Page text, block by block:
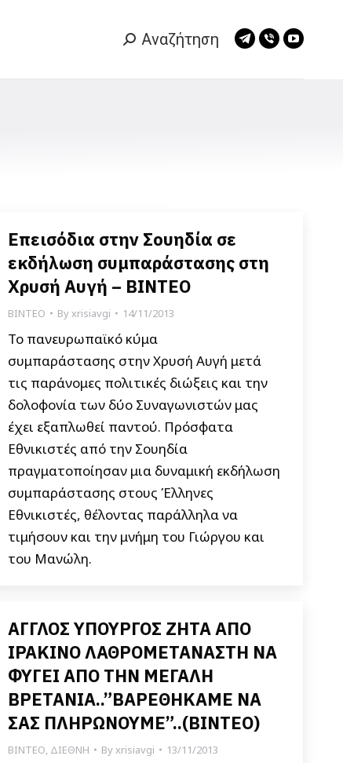
Search:
Αναζήτηση
Telegram
Viber
Επεισόδια στην Σουηδία σε
εκδήλωση συμπαράστασης στη
Χρυσή Αυγή – ΒΙΝΤΕΟ
ΒΙΝΤΕΟ Byxrisiavgi 14/11/2013
Το πανευρωπαϊκό κύμα
συμπαράστασης στην Χρυσή Αυγή μετά
τις παράνομες πολιτικές διώξεις και την
δολοφονία των δύο Συναγωνιστών μας
έχει εξαπλωθεί παντού. Πρόσφατα
Εθνικιστές από την Σουηδία
πραγματοποίησαν μια δυναμική εκδήλωση
συμπαράστασης στους Έλληνες
Εθνικιστές, θέλοντας παράλληλα να
τιμήσουν και την μνήμη του Γιώργου και
του Μανώλη.
ΑΓΓΛΟΣ ΥΠΟΥΡΓΟΣ ΖΗΤΑ ΑΠΟ
ΙΡΑΚΙΝΟ ΛΑΘΡΟΜΕΤΑΝΑΣΤΗ ΝΑ
ΦΥΓΕΙ ΑΠΟ ΤΗΝ ΜΕΓΑΛΗ
ΒΡΕΤΑΝΙΑ..”ΒΑΡΕΘΗΚΑΜΕ ΝΑ
ΣΑΣ ΠΛΗΡΩΝΟΥΜΕ”..(ΒΙΝΤΕΟ)
ΒΙΝΤΕΟ, ΔΙΕΘΝΗ Byxrisiavgi 13/11/2013